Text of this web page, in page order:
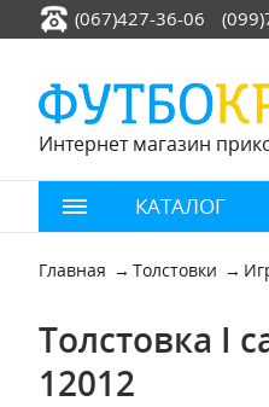
(067)427-36-06
Интернет магазин
КАТАЛОГ
Главная Толстовки
Толстовка I
12012